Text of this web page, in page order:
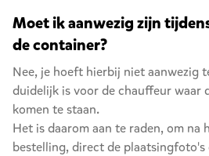
Moet ik aanwezig zijn
de container?
Nee, je hoeft hierbij niet aanwezig
duidelijk is voor de chauffeur waar
komen te staan.
Het is daarom aan te raden, om na
bestelling, direct de